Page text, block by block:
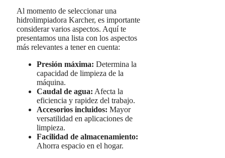
Al momento de seleccionar una
hidrolimpiadora Karcher, es importante
considerar varios aspectos. Aquí te
presentamos una lista con los aspectos
más relevantes a tener en cuenta:
Presión máxima: Determina la
capacidad de limpieza de la
máquina.
Caudal de agua: Afecta la
eficiencia y rapidez del trabajo.
Accesorios incluidos: Mayor
versatilidad en aplicaciones de
limpieza.
Facilidad de almacenamiento:
Ahorra espacio en el hogar.